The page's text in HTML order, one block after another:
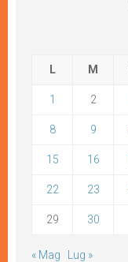
L M
1 2
8 9
15 16
22 23
29 30
« Mag Lug »